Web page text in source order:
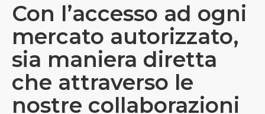
Con l’accesso ad ogni
mercato autorizzato,
sia maniera diretta
che attraverso le
nostre collaborazioni